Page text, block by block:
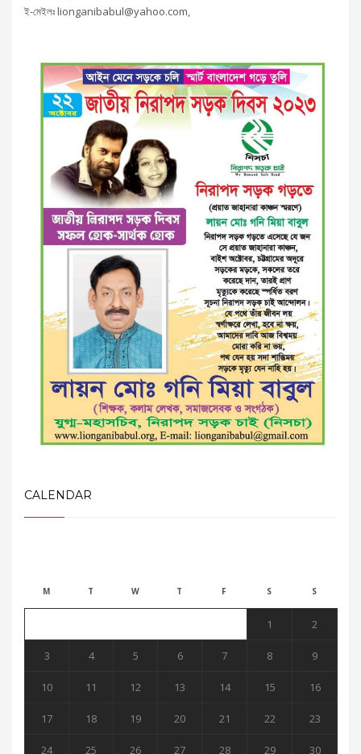
ই-মেইলঃ lionganibabul@yahoo.com,
CALENDAR
M T W T F S S
1 2
3 4 5 6 7 8 9
10 11 12 13 14 15 16
17 18 19 20 21 22 23
24 25 26 27 28 29 30